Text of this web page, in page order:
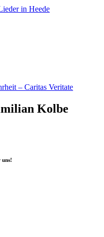
in Heede
– Caritas Veritate
Kolbe